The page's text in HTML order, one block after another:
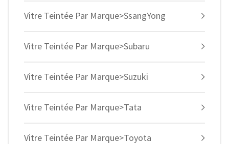
Vitre Teintée Par Marque>SsangYong
Vitre Teintée Par Marque>Subaru
Vitre Teintée Par Marque>Suzuki
Vitre Teintée Par Marque>Tata
Vitre Teintée Par Marque>Toyota